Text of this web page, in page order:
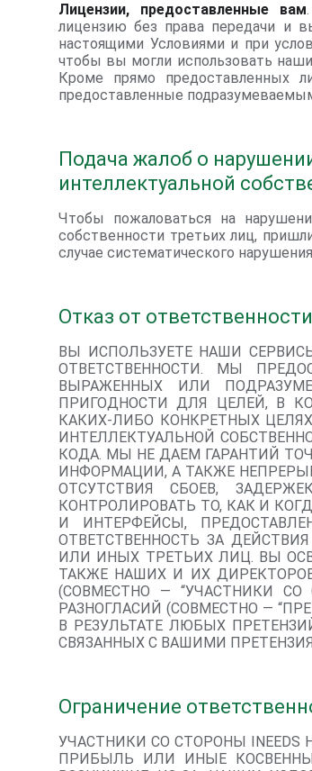
Лицензии, предоставленные вам
лицензию без права передачи и
настоящими Условиями и при
чтобы вы могли использовать
Кроме прямо предоставленных
предоставленные
Подача жалоб о
интеллектуальной
Чтобы пожаловаться на
собственности третьих лиц,
случае систематического
Отказ от ответственности
ВЫ ИСПОЛЬЗУЕТЕ НАШИ
ОТВЕТСТВЕННОСТИ. МЫ
ВЫРАЖЕННЫХ ИЛИ
ПРИГОДНОСТИ ДЛЯ ЦЕЛЕЙ, В
КАКИХ-ЛИБО КОНКРЕТНЫХ
ИНТЕЛЛЕКТУАЛЬНОЙ
КОДА. МЫ НЕ ДАЕМ ГАРАНТИЙ
ИНФОРМАЦИИ, А ТАКЖЕ
ОТСУТСТВИЯ СБОЕВ,
КОНТРОЛИРОВАТЬ ТО, КАК И
И ИНТЕРФЕЙСЫ,
ОТВЕТСТВЕННОСТЬ ЗА
ИЛИ ИНЫХ ТРЕТЬИХ ЛИЦ. ВЫ
ТАКЖЕ НАШИХ И ИХ
(СОВМЕСТНО — “УЧАСТНИКИ СО
РАЗНОГЛАСИЙ (СОВМЕСТНО —
В РЕЗУЛЬТАТЕ ЛЮБЫХ
СВЯЗАННЫХ С ВАШИМИ
Ограничение
УЧАСТНИКИ СО СТОРОНЫ
ПРИБЫЛЬ ИЛИ ИНЫЕ